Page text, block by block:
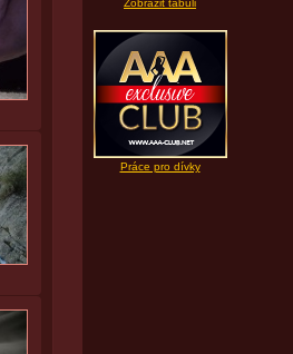
Zobrazit tabuli
Práce pro dívky